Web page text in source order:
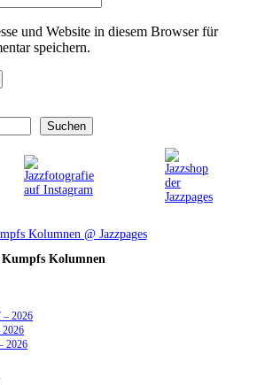
und Website in diesem Browser für
speichern.
Suchen
Kumpfs Kolumnen
– 2026
2026
2026